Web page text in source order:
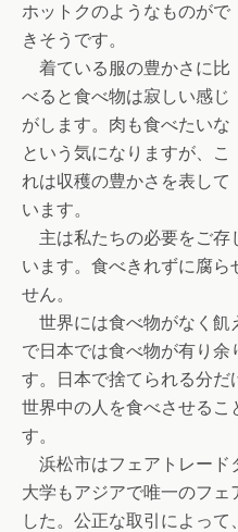
ホットクのようなものがで
きそうです。
着ている服の豊かさに比
べると食べ物は寂しい感じ
がします。肉も食べたいな
という気になりますが、こ
れは収穫の豊かさを表して
います。
主は私たちの必要をご存
います。食べきれずに腐ら
せん。
世界には食べ物がなく飢
で日本では食べ物が有り余
す。日本で捨てられる分だ
世界中の人を食べさせるこ
す。
浜松市はフェアトレード
大学もアジアで唯一のフェ
した。公正な取引によっ